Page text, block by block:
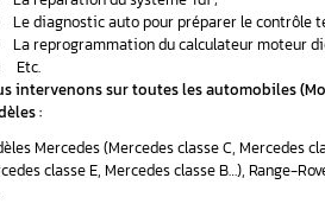
Mercedes Classe ML
Classe S (W221)
Sprinter (W906)
Viano
4. Autres